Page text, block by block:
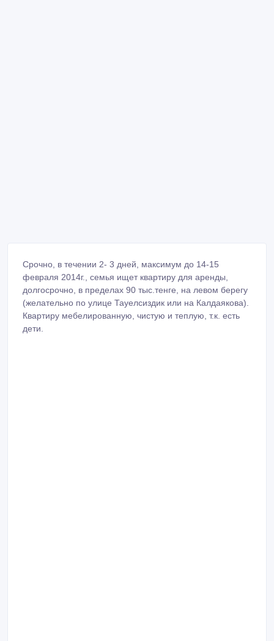
Срочно, в течении 2- 3 дней, максимум до 14-15
февраля 2014г., семья ищет квартиру для аренды,
долгосрочно, в пределах 90 тыс.тенге, на левом берегу
(желательно по улице Тауелсиздик или на Калдаякова).
Квартиру мебелированную, чистую и теплую, т.к. есть
дети.